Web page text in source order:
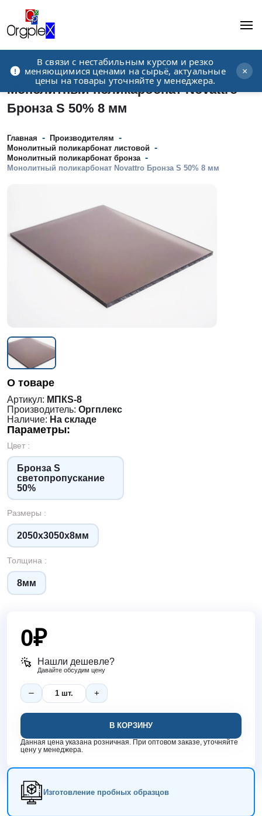
В связи с нестабильным курсом и резко
меняющимися ценами на сырьё, актуальные
цены на товары уточняйте у менеджера.
×
Рекламно-производственная компания
Монолитный поликарбонат Novattro
Бронза S 50% 8 мм
Главная - Производителям -
Монолитный поликарбонат листовой -
Монолитный поликарбонат бронза -
Монолитный поликарбонат Novattro Бронза S 50% 8 мм
О товаре
Артикул: МПКS-8
Производитель: Оргплекс
Наличие: На складе
Параметры:
Цвет :
Бронза S
светопропускание
50%
Размеры :
2050х3050х8мм
Толщина :
8мм
0₽
Нашли дешевле?
Давайте обсудим цену
В КОРЗИНУ
Данная цена указана розничная. При оптовом заказе, уточняйте
цену у менеджера.
Изготовление пробных образцов